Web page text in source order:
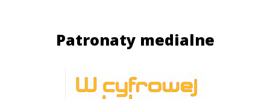
Patronaty medialne